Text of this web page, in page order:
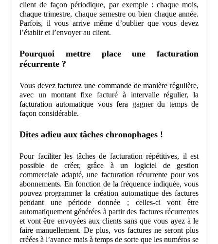
client de façon périodique, par exemple : chaque mois,
chaque trimestre, chaque semestre ou bien chaque année.
Parfois, il vous arrive même d’oublier que vous devez
l’établir et l’envoyer au client.
Pourquoi mettre place une facturation
récurrente ?
Vous devez facturez une commande de manière régulière,
avec un montant fixe facturé à intervalle régulier, la
facturation automatique vous fera gagner du temps de
façon considérable.
Dites adieu aux tâches chronophages !
Pour faciliter les tâches de facturation répétitives, il est
possible de créer, grâce à un logiciel de gestion
commerciale adapté, une facturation récurrente pour vos
abonnements. En fonction de la fréquence indiquée, vous
pouvez programmer la création automatique des factures
pendant une période donnée ; celles-ci vont être
automatiquement générées à partir des factures récurrentes
et vont être envoyées aux clients sans que vous ayez à le
faire manuellement. De plus, vos factures ne seront plus
créées à l’avance mais à temps de sorte que les numéros se